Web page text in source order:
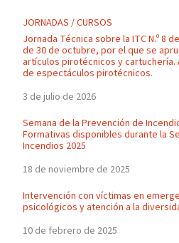
JORNADAS / CURSOS
Jornada Técnica sobre la ITC N.º 8
de 30 de octubre, por el que se
artículos pirotécnicos y
de espectáculos pirotécnicos.
3 de julio de 2026
Semana de la Prevención de
Formativas disponibles durante la
Incendios 2025
18 de noviembre de 2025
Intervención con víctimas en
psicológicos y atención a la
10 de febrero de 2025